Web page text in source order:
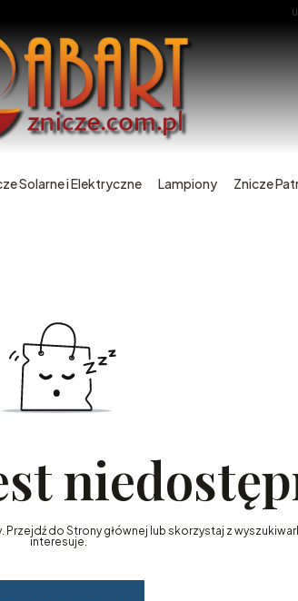
Solarne i Elektryczne Lampiony Znicze
do Strony głównej lub skorzystaj z
interesuje.